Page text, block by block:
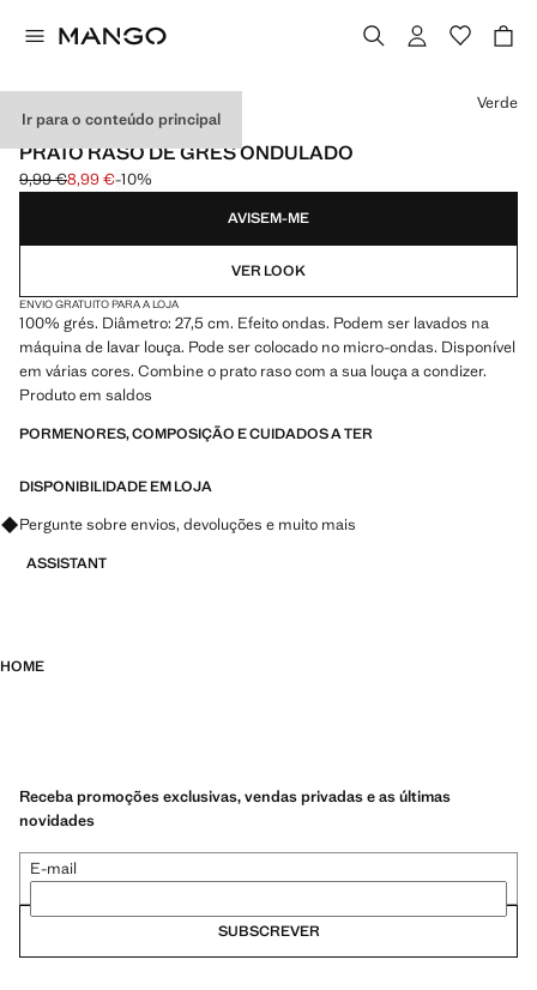
Ir para o conteúdo principal
MADE IN PORTUGAL
PRATO RASO DE GRÉS ONDULADO
Preço inicial riscado [9,99 € ]
9,99 €
Preço atual [8,99 € ]
8,99 €-10%
Selecione uma cor
Verde
AVISEM-ME
VER LOOK
ENVIO GRATUITO PARA A LOJA
100% grés. Diâmetro: 27,5 cm. Efeito ondas. Podem ser lavados na
máquina de lavar louça. Pode ser colocado no micro-ondas. Disponível
em várias cores. Combine o prato raso com a sua louça a condizer.
Produto em saldos
PORMENORES, COMPOSIÇÃO E CUIDADOS A TER
DISPONIBILIDADE EM LOJA
Pergunte sobre envios, devoluções e muito mais
ASSISTANT
HOME
Receba promoções exclusivas, vendas privadas e as últimas
novidades
E-mail
SUBSCREVER